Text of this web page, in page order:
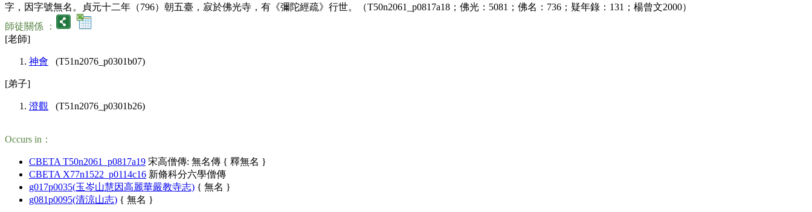
字，因字號無名。貞元十二年（796）朝五臺，寂於佛光寺，有《彌陀經疏》行世。（T50n2061_p0817a18；佛光：5081；佛名：736；疑年錄：131；楊曾文2000）
師徒關係 ：
[老師]
神會 (T51n2076_p0301b07)
[弟子]
澄觀 (T51n2076_p0301b26)
Occurs in：
CBETA T50n2061_p0817a19 宋高僧傳: 無名傳 { 釋無名 }
CBETA X77n1522_p0114c16 新脩科分六學僧傳
g017p0035(玉岑山慧因高麗華嚴教寺志) { 無名 }
g081p0095(清涼山志) { 無名 }